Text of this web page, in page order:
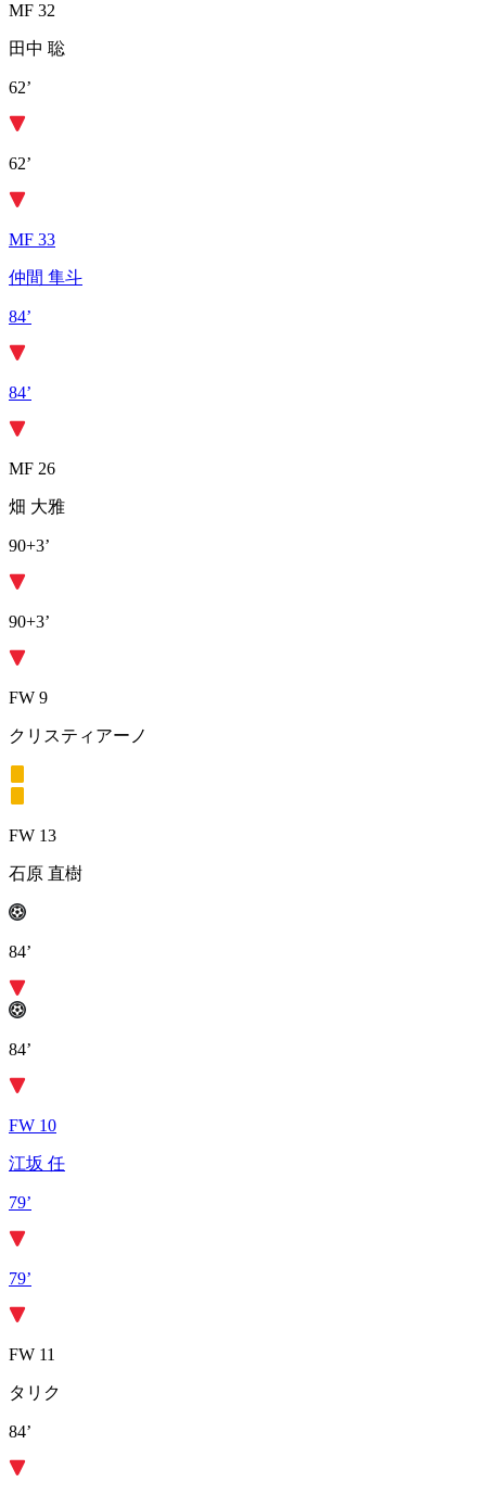
MF 32
田中 聡
62’
62’
MF 33
仲間 隼斗
84’
84’
MF 26
畑 大雅
90+3’
90+3’
FW 9
クリスティアーノ
FW 13
石原 直樹
84’
84’
FW 10
江坂 任
79’
79’
FW 11
タリク
84’